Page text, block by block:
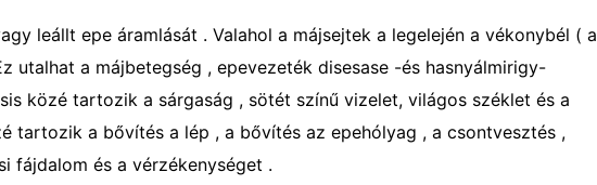
leállt epe áramlását . Valahol a májsejtek a legelején a vékonybél ( a
utalhat a májbetegség , epevezeték disesase -és hasnyálmirigy-
közé tartozik a sárgaság , sötét színű vizelet, világos széklet és a
tartozik a bővítés a lép , a bővítés az epehólyag , a csontvesztés ,
fájdalom és a vérzékenységet .